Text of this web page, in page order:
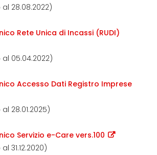
28.08.2022)
Rete Unica di Incassi (RUDI)
05.04.2022)
Accesso Dati Registro Imprese
28.01.2025)
Servizio e-Care vers.100
31.12.2020)